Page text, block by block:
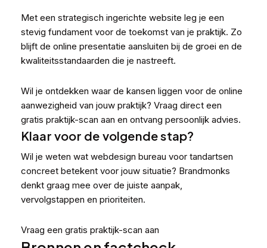
Met een strategisch ingerichte website leg je een
stevig fundament voor de toekomst van je praktijk. Zo
blijft de online presentatie aansluiten bij de groei en de
kwaliteitsstandaarden die je nastreeft.
Wil je ontdekken waar de kansen liggen voor de online
aanwezigheid van jouw praktijk? Vraag direct een
gratis praktijk-scan aan en ontvang persoonlijk advies.
Klaar voor de volgende stap?
Wil je weten wat webdesign bureau voor tandartsen
concreet betekent voor jouw situatie? Brandmonks
denkt graag mee over de juiste aanpak,
vervolgstappen en prioriteiten.
Vraag een gratis praktijk-scan aan